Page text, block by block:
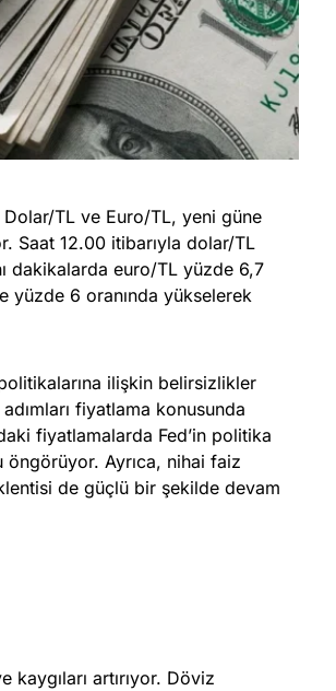
TL ve Euro/TL, yeni güne
Saat 12.00 itibarıyla dolar/TL
dakikalarda euro/TL yüzde 6,7
yüzde 6 oranında yükselerek
ilişkin belirsizlikler
fiyatlama konusunda
fiyatlamalarda Fed’in politika
öngörüyor. Ayrıca, nihai faiz
de güçlü bir şekilde devam
kaygıları artırıyor. Döviz